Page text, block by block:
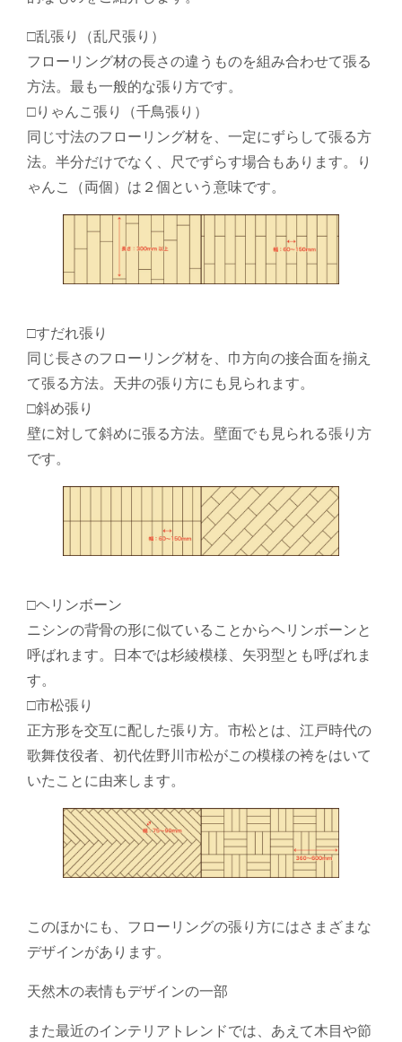
□乱張り（乱尺張り）
フローリング材の長さの違うものを組み合わせて張る
方法。最も一般的な張り方です。
□りゃんこ張り（千鳥張り）
同じ寸法のフローリング材を、一定にずらして張る方
法。半分だけでなく、尺でずらす場合もあります。り
ゃんこ（両個）は２個という意味です。
□すだれ張り
同じ長さのフローリング材を、巾方向の接合面を揃え
て張る方法。天井の張り方にも見られます。
□斜め張り
壁に対して斜めに張る方法。壁面でも見られる張り方
です。
□ヘリンボーン
ニシンの背骨の形に似ていることからヘリンボーンと
呼ばれます。日本では杉綾模様、矢羽型とも呼ばれま
す。
□市松張り
正方形を交互に配した張り方。市松とは、江戸時代の
歌舞伎役者、初代佐野川市松がこの模様の袴をはいて
いたことに由来します。
このほかにも、フローリングの張り方にはさまざまな
デザインがあります。
天然木の表情もデザインの一部
また最近のインテリアトレンドでは、あえて木目や節